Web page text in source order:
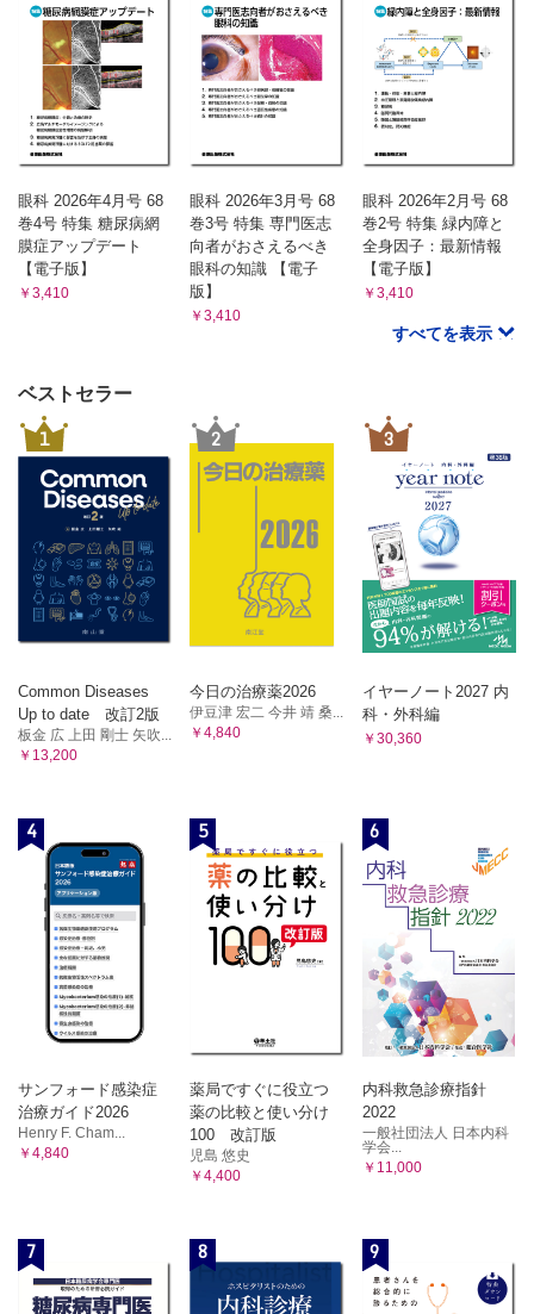
眼科 2026年4月号 68
巻4号 特集 糖尿病網
膜症アップデート
【電子版】
￥3,410
眼科 2026年3月号 68
巻3号 特集 専門医志
向者がおさえるべき
眼科の知識 【電子
版】
￥3,410
眼科 2026年2月号 68
巻2号 特集 緑内障と
全身因子：最新情報
【電子版】
￥3,410
すべてを表示
ベストセラー
1
Common Diseases
Up to date 改訂2版
板金 広 上田 剛士 矢吹...
￥13,200
2
今日の治療薬2026
伊豆津 宏二 今井 靖 桑...
￥4,840
3
イヤーノート2027 内
科・外科編
￥30,360
4
サンフォード感染症
治療ガイド2026
Henry F. Cham...
￥4,840
5
薬局ですぐに役立つ
薬の比較と使い分け
100 改訂版
児島 悠史
￥4,400
6
内科救急診療指針
2022
一般社団法人 日本内科
学会...
￥11,000
7 8 9